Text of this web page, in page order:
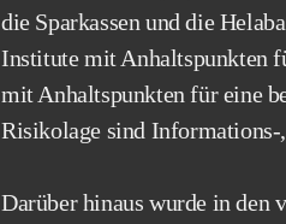
die Sparkassen und die
Institute mit Anhaltspunkten
mit Anhaltspunkten für eine
Risikolage sind
Darüber hinaus wurde in den